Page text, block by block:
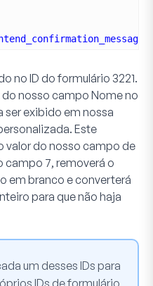
no ID do formulário 3221.
nosso campo Nome no
ser exibido em nossa
Este
valor do nosso campo de
campo 7, removerá o
em branco e converterá
para que não haja
um desses IDs para
IDs de formulário